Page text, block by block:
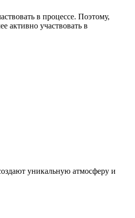
в процессе. Поэтому,
активно участвовать в
уникальную атмосферу и